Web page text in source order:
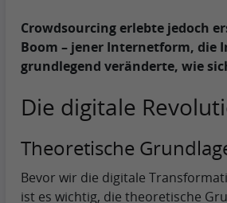
Crowdsourcing erlebte jedoch
Boom – jener Internetform, die
grundlegend veränderte, wie
Die digitale
Theoretische
Bevor wir die digitale
ist es wichtig, die theoretische